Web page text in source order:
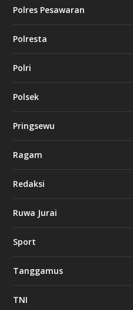
Polres Pesawaran
Polresta
Polri
Polsek
Pringsewu
Ragam
Redaksi
Ruwa Jurai
Sport
Tanggamus
TNI